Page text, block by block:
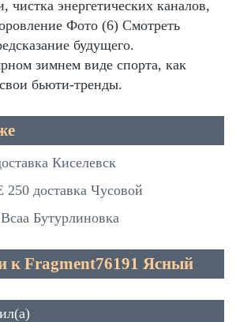
чистка энергетических каналов,
Фото (6) Смотреть
будущего.
зимнем виде спорта, как
бьюти-тренды.
Киселевск
250 доставка Чусовой
Бутурлиновка
к Fragment76191 Ясный